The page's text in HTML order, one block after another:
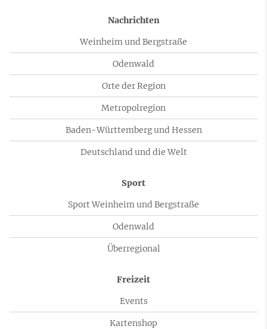
Nachrichten
Weinheim und Bergstraße
Odenwald
Orte der Region
Metropolregion
Baden-Württemberg und Hessen
Deutschland und die Welt
Sport
Sport Weinheim und Bergstraße
Odenwald
Überregional
Freizeit
Events
Kartenshop